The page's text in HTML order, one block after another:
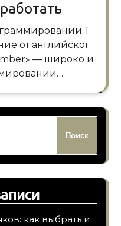
от английског
— широко и
как выбрать и